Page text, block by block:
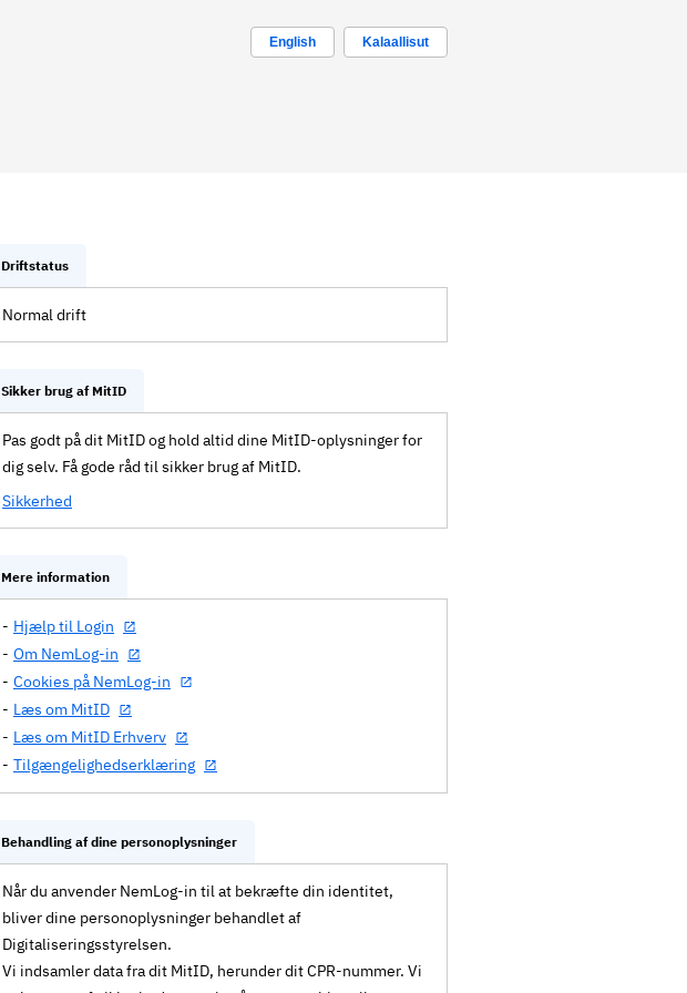
English Kalaallisut
Driftstatus
Normal drift
Sikker brug af MitID
Pas godt på dit MitID og hold altid dine MitID-oplysninger for
dig selv. Få gode råd til sikker brug af MitID.
Sikkerhed
Mere information
Hjælp til Login
Om NemLog-in
Cookies på NemLog-in
Læs om MitID
Læs om MitID Erhverv
Tilgængelighedserklæring
Behandling af dine personoplysninger
Når du anvender NemLog-in til at bekræfte din identitet,
bliver dine personoplysninger behandlet af
Digitaliseringsstyrelsen.
Vi indsamler data fra dit MitID, herunder dit CPR-nummer. Vi